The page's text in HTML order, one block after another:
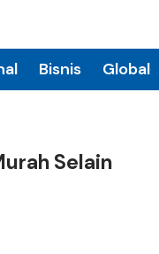
Bisnis Global
Selain